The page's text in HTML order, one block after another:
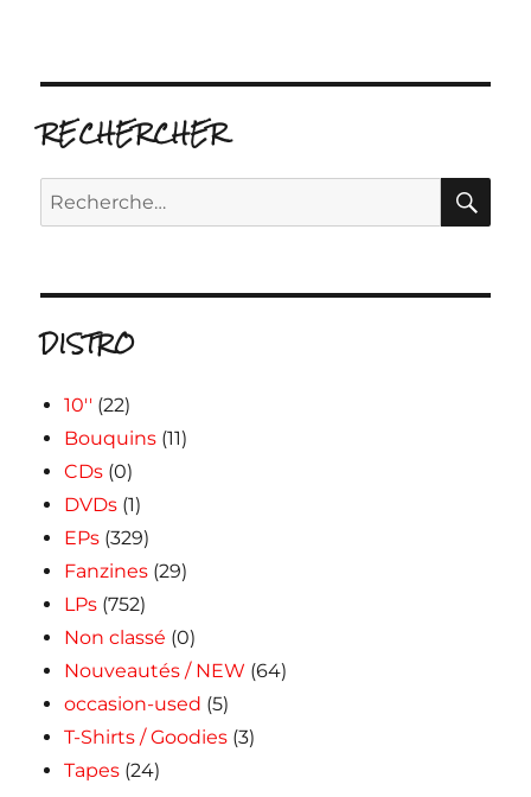
RECHERCHER
Recherche
pour :
DISTRO
10'' (22)
Bouquins (11)
CDs (0)
DVDs (1)
EPs (329)
Fanzines (29)
LPs (752)
Non classé (0)
Nouveautés / NEW (64)
occasion-used (5)
T-Shirts / Goodies (3)
Tapes (24)